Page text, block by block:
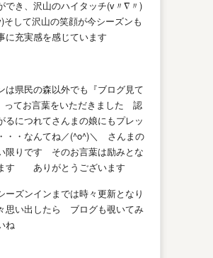
でき、沢山のハイタッチ(v〃∇〃)
して沢山の笑顔が今シーズンも
に充実感を感じています
は県民の森以外でも『ブログ見て
ってお言葉をいただきました 認
るにつれてさんまの娘にもプレッ
・・なんてね／(^o^)＼ さんまの
限りです そのお言葉は励みとな
す ありがとうございます
ーズンインまでは時々更新となり
思い出したら ブログも覗いてみ
ね